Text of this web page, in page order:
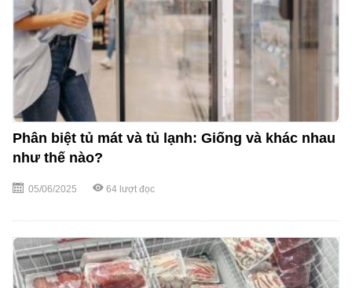
Phân biệt tủ mát và tủ lạnh: Giống và khác nhau
như thế nào?
05/06/2025 64 lượt đọc